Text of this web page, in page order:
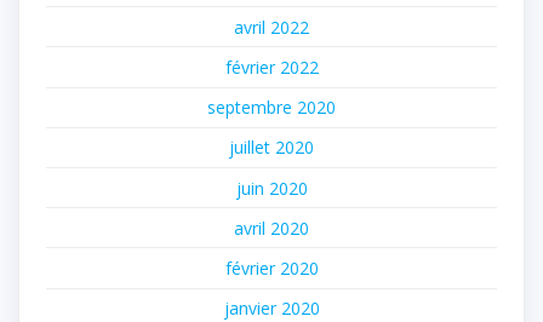
avril 2022
février 2022
septembre 2020
juillet 2020
juin 2020
avril 2020
février 2020
janvier 2020